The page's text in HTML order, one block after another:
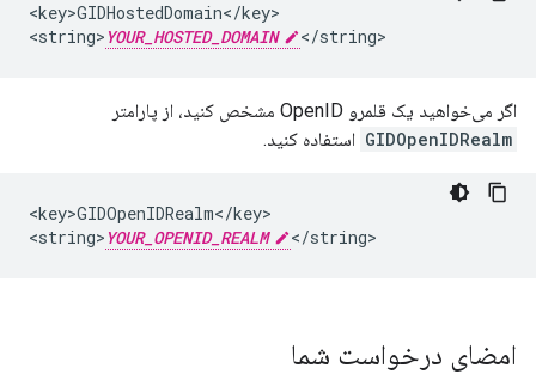
<key>GIDHostedDomain</key>
<string> YOUR_HOSTED_DOMAIN </string>
اگر می‌خواهید یک قلمرو OpenID مشخص کنید، از پارامتر
GIDOpenIDRealm استفاده کنید.
<key>GIDOpenIDRealm</key>
<string> YOUR_OPENID_REALM </string>
امضای درخواست شما